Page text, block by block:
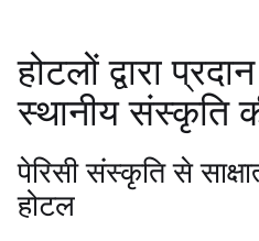
होटलों द्वारा
स्थानीय
पेरिसी संस्कृति से
होटल